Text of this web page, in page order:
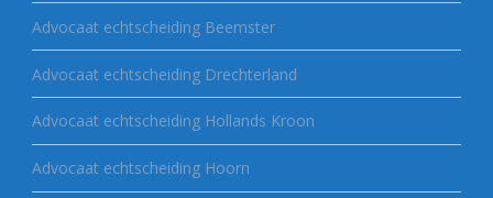
Advocaat echtscheiding Beemster
Advocaat echtscheiding Drechterland
Advocaat echtscheiding Hollands Kroon
Advocaat echtscheiding Hoorn